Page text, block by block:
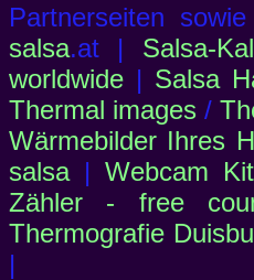
Partnerseiten
salsa.at | Salsa-
worldwide | Salsa
Thermal images /
Wärmebilder Ihres
salsa|Webcam
Zähler - free
Thermografie
|